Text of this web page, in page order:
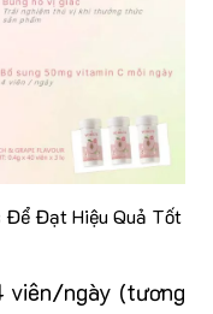
Để Đạt Hiệu Quả Tốt
viên/ngày (tương